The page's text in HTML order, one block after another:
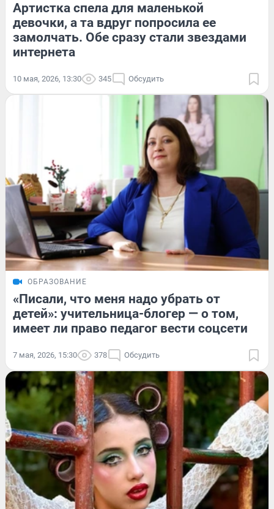
Артистка спела для маленькой
девочки, а та вдруг попросила ее
замолчать. Обе сразу стали звездами
интернета
10 мая, 2026, 13:30 345 Обсудить
ОБРАЗОВАНИЕ
«Писали, что меня надо убрать от
детей»: учительница-блогер — о том,
имеет ли право педагог вести соцсети
7 мая, 2026, 15:30 378 Обсудить